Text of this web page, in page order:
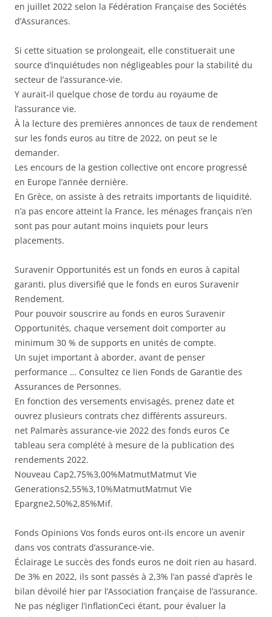
en juillet 2022 selon la Fédération Française des Sociétés
d’Assurances.
Si cette situation se prolongeait, elle constituerait une
source d’inquiétudes non négligeables pour la stabilité du
secteur de l’assurance-vie.
Y aurait-il quelque chose de tordu au royaume de
l’assurance vie.
À la lecture des premières annonces de taux de rendement
sur les fonds euros au titre de 2022, on peut se le
demander.
Les encours de la gestion collective ont encore progressé
en Europe l’année dernière.
En Grèce, on assiste à des retraits importants de liquidité.
n’a pas encore atteint la France, les ménages français n’en
sont pas pour autant moins inquiets pour leurs
placements.
Suravenir Opportunités est un fonds en euros à capital
garanti, plus diversifié que le fonds en euros Suravenir
Rendement.
Pour pouvoir souscrire au fonds en euros Suravenir
Opportunités, chaque versement doit comporter au
minimum 30 % de supports en unités de compte.
Un sujet important à aborder, avant de penser
performance … Consultez ce lien Fonds de Garantie des
Assurances de Personnes.
En fonction des versements envisagés, prenez date et
ouvrez plusieurs contrats chez différents assureurs.
net Palmarès assurance-vie 2022 des fonds euros Ce
tableau sera complété à mesure de la publication des
rendements 2022.
Nouveau Cap2,75%3,00%MatmutMatmut Vie
Generations2,55%3,10%MatmutMatmut Vie
Epargne2,50%2,85%Mif.
Fonds Opinions Vos fonds euros ont-ils encore un avenir
dans vos contrats d’assurance-vie.
Éclairage Le succès des fonds euros ne doit rien au hasard.
De 3% en 2022, ils sont passés à 2,3% l’an passé d’après le
bilan dévoilé hier par l’Association française de l’assurance.
Ne pas négliger l’inflationCeci étant, pour évaluer la